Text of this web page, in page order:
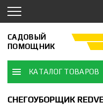
САДОВЫЙ
ПОМОЩНИК
КАТАЛОГ ТОВАРОВ
СНЕГОУБОРЩИК